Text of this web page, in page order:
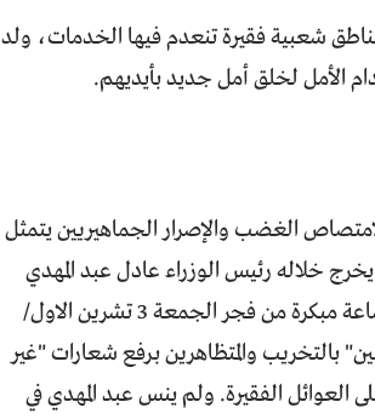
شعبية فقيرة تنعدم فيها الخدمات، ولد
الغضب والإصرار الجماهيريين يتمثل
خلاله رئيس الوزراء عادل عبد المهدي
الاستقالة التي تبيت في جيبه منذ توليه رئاسة الوزراء، ليظهر في ساعة مبكرة من فجر الجمعة 3 تشرين الاول/
عن 30 قتيلاً، متهماً "مندسين" بالتخريب والمتظاهرين برفع شعارات "غير
الفقيرة. ولم ينس عبد المهدي في